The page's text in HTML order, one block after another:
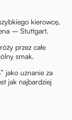
kierowcę,
– Stuttgart.
przez całe
smak.
jako uznanie za
jak najbardziej